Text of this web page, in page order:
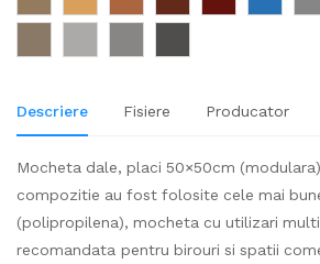
Descriere Fisiere Producator
Mocheta dale, placi 50×50cm
compozitie au fost folosite cele mai
(polipropilena), mocheta cu utilizari
recomandata pentru birouri si spatii